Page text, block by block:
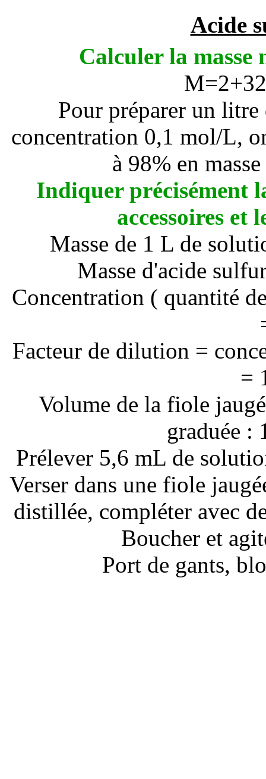
Acide
Calculer la
Pour préparer un
concentration 0,1 mol/L,
à 98% en
Indiquer précisément
accessoires et
Masse de 1 L de
Masse d'acide
Concentration ( quantité
Facteur de dilution =
=
Volume de la fiole
graduée :
Prélever 5,6 mL de
Verser dans une fiole
distillée, compléter avec
Boucher et
Port de gants,